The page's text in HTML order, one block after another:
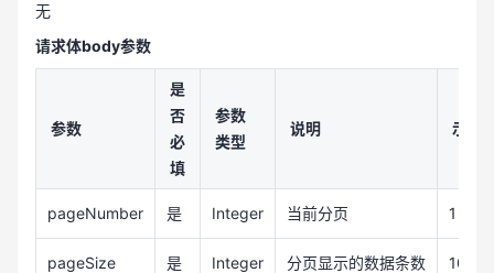
无
请求体body参数
参数
是
否
必
填
参数
类型
说明 示例
pageNumber 是 Integer 当前分页 1
pageSize 是 Integer 分页显示的数据条数 10